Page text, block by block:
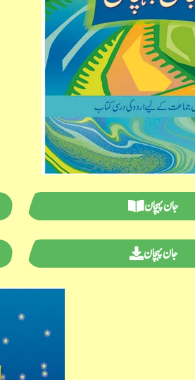
جان پہچان
جان پہچان